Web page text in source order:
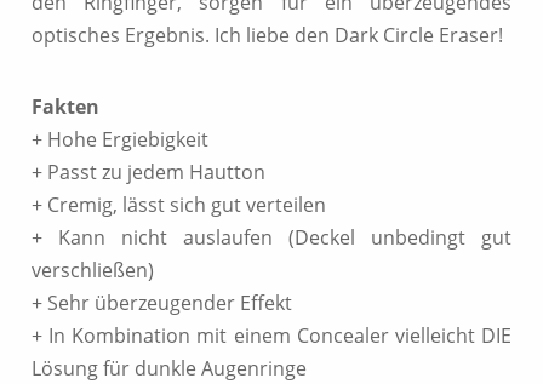
optisches Ergebnis. Ich liebe den Dark Circle Eraser!
Fakten
+ Hohe Ergiebigkeit
+ Passt zu jedem Hautton
+ Cremig, lässt sich gut verteilen
+ Kann nicht auslaufen (Deckel unbedingt gut
verschließen)
+ Sehr überzeugender Effekt
+ In Kombination mit einem Concealer vielleicht DIE
Lösung für dunkle Augenringe